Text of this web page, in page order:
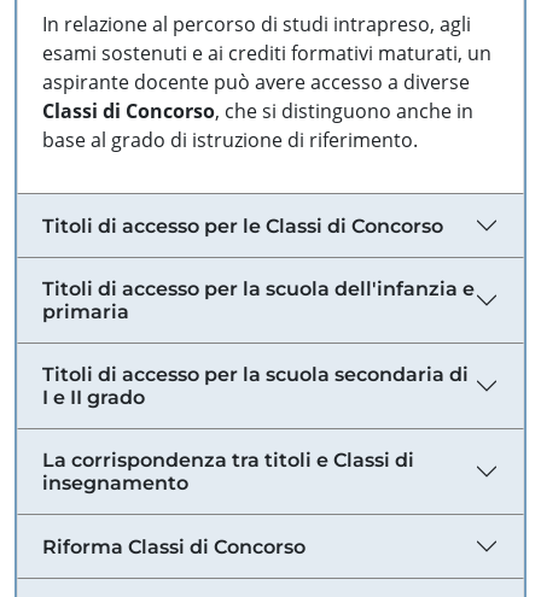
In relazione al percorso di studi intrapreso, agli
esami sostenuti e ai crediti formativi maturati, un
aspirante docente può avere accesso a diverse
Classi di Concorso, che si distinguono anche in
base al grado di istruzione di riferimento.
Titoli di accesso per le Classi di Concorso
Titoli di accesso per la scuola dell'infanzia e
primaria
Titoli di accesso per la scuola secondaria di
I e II grado
La corrispondenza tra titoli e Classi di
insegnamento
Riforma Classi di Concorso